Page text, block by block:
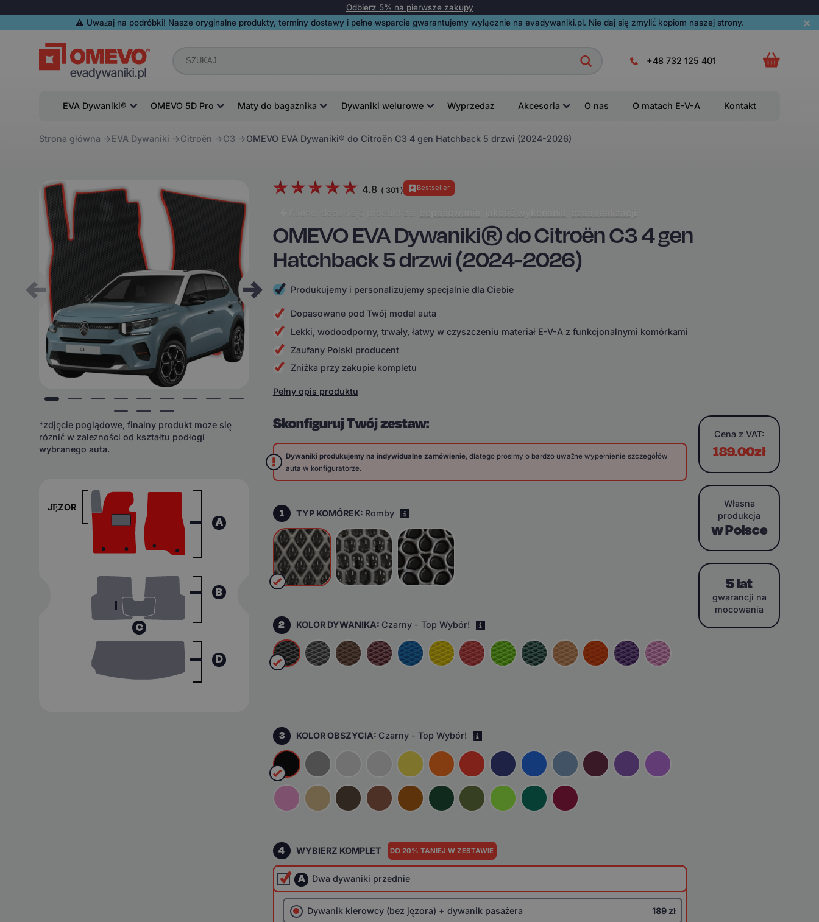
Odbierz 5% na pierwsze zakupy
⚠️️ Uważaj na podróbki! Nasze oryginalne produkty, terminy dostawy i pełne wsparcie gwarantujemy wyłącznie na evadywaniki.pl. Nie daj się zmylić kopiom naszej strony.
+48 732 125 401
EVA Dywaniki® OMEVO 5D Pro Maty do bagażnika Dywaniki welurowe Wyprzedaż Akcesoria O nas O matach E-V-A Kontakt
Strona główna EVA Dywaniki Citroën C3 OMEVO EVA Dywaniki® do Citroën C3 4 gen Hatchback 5 drzwi (2024-2026)
*zdjęcie poglądowe, finalny produkt może się
różnić w zależności od kształtu podłogi
wybranego auta.
JĘZOR
A
C
B
D
4.8 ( 301) Bestseller
Klienci doceniają produkt za: dopasowanie jakość wykonania czas realizacji
OMEVO EVA Dywaniki® do Citroën C3 4 gen
Hatchback 5 drzwi (2024-2026)
Produkujemy i personalizujemy specjalnie dla Ciebie
Dopasowane pod Twój model auta
Lekki, wodoodporny, trwały, łatwy w czyszczeniu materiał E-V-A z funkcjonalnymi komórkami
Zaufany Polski producent
Zniżka przy zakupie kompletu
Pełny opis produktu
Skonfiguruj Twój zestaw:
Dywaniki produkujemy na indywidualne zamówienie, dlatego prosimy o bardzo uważne wypełnienie szczegółów
auta w konfiguratorze.
1 TYP KOMÓREK: Romby
2 KOLOR DYWANIKA: Czarny - Top Wybór!
3 KOLOR OBSZYCIA: Czarny - Top Wybór!
4 WYBIERZ KOMPLET DO 20% TANIEJ W ZESTAWIE
A Dwa dywaniki przednie
Dywanik kierowcy (bez jęzora) + dywanik pasażera 189 zł
Cena z VAT:
189.00zł
Własna
produkcja
w Polsce
5 lat
gwarancji na
mocowania